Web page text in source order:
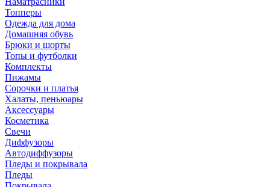
Топперы
Одежда для дома
Домашняя обувь
Брюки и шорты
Топы и футболки
Комплекты
Пижамы
Сорочки и платья
Халаты, пеньюары
Аксессуары
Косметика
Свечи
Диффузоры
Автодиффузоры
Пледы и покрывала
Пледы